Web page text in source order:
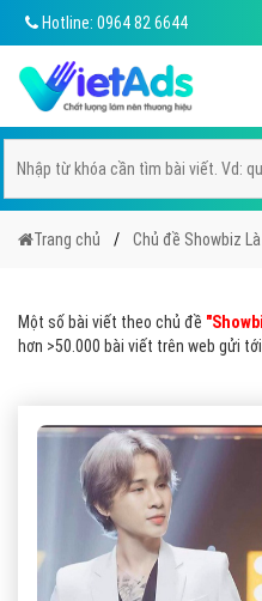
Hotline: 0964 82 6644
Trang chủ Chủ đề Showbiz Là
Một số bài viết theo chủ đề
hơn >50.000 bài viết trên web gửi